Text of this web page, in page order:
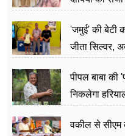
'जमुई' की बेटी
जीता सिल्वर,
पीपल बाबा की
निकलेगा
वकील से सीएम